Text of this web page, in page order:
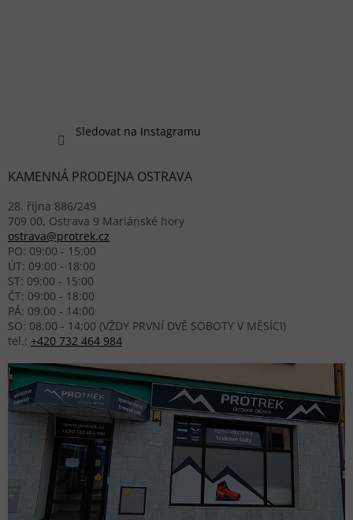
Sledovat na Instagramu
KAMENNÁ PRODEJNA OSTRAVA
28. října 886/249
709 00, Ostrava 9 Mariánské hory
ostrava@protrek.cz
PO: 09:00 - 15:00
ÚT: 09:00 - 18:00
ST: 09:00 - 15:00
ČT: 09:00 - 18:00
PÁ: 09:00 - 14:00
SO: 08:00 - 14:00 (VŽDY PRVNÍ DVĚ SOBOTY V MĚSÍCI)
tel.: +420 732 464 984